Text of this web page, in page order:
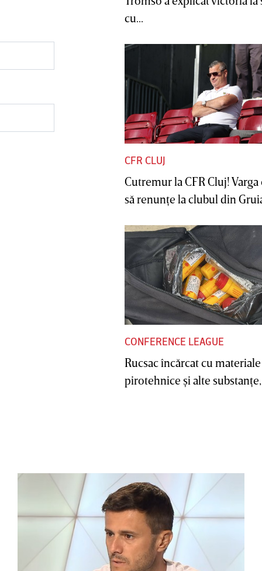
cu...
CFR CLUJ
Cutremur la CFR Cluj! Varga
să renunţe la clubul din
CONFERENCE LEAGUE
Rucsac încărcat cu materiale
pirotehnice şi alte substanţe,